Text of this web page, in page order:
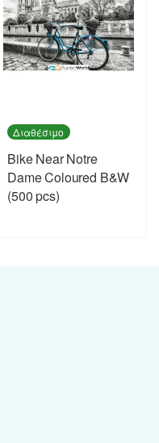
Διαθέσιμο
Bike Near Notre
Dame Coloured B&W
(500 pcs)